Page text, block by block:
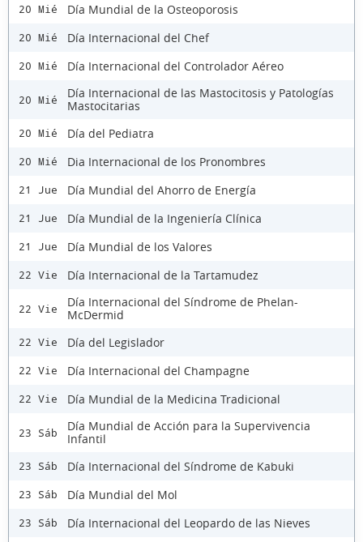
20 Mié Día Mundial de la Osteoporosis
20 Mié Día Internacional del Chef
20 Mié Día Internacional del Controlador Aéreo
20 Mié
Día Internacional de las Mastocitosis y Patologías
Mastocitarias
20 Mié Día del Pediatra
20 Mié Dia Internacional de los Pronombres
21 Jue Día Mundial del Ahorro de Energía
21 Jue Día Mundial de la Ingeniería Clínica
21 Jue Día Mundial de los Valores
22 Vie Día Internacional de la Tartamudez
22 Vie
Día Internacional del Síndrome de Phelan-
McDermid
22 Vie Día del Legislador
22 Vie Día Internacional del Champagne
22 Vie Día Mundial de la Medicina Tradicional
23 Sáb
Día Mundial de Acción para la Supervivencia
Infantil
23 Sáb Día Internacional del Síndrome de Kabuki
23 Sáb Día Mundial del Mol
23 Sáb Día Internacional del Leopardo de las Nieves